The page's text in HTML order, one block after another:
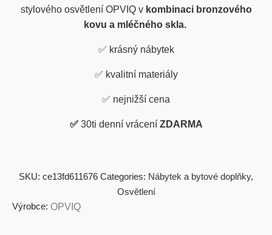
stylového osvětlení OPVIQ v kombinaci bronzového
kovu a mléčného skla.
✅ krásný nábytek
✅ kvalitní materiály
✅ nejnižší cena
✅ 30ti denní vrácení ZDARMA
SKU: ce13fd611676 Categories: Nábytek a bytové doplňky,
Osvětlení
Výrobce: OPVIQ